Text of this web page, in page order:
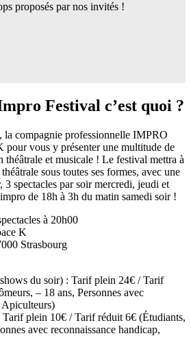
proposés par nos invités !
Festival c’est quoi ?
compagnie professionnelle IMPRO
pour vous y présenter une multitude de
théâtrale et musicale ! Le festival mettra à
sous toutes ses formes, avec une
3 spectacles par soir mercredi, jeudi et
de 18h à 3h du matin samedi soir !
à 20h00
K
Strasbourg
du soir) : Tarif plein 24€ / Tarif
– 18 ans, Personnes avec
Apiculteurs)
plein 10€ / Tarif réduit 6€ (Étudiants,
avec reconnaissance handicap,